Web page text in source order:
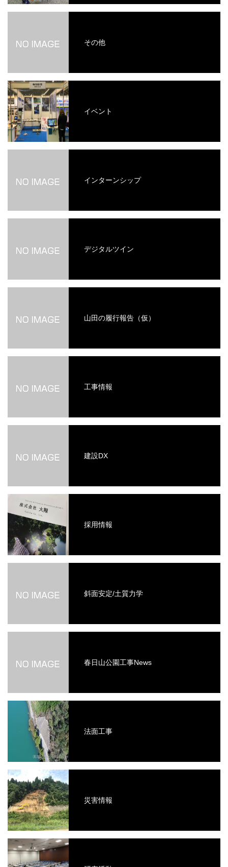
その他
イベント
インターンシップ
デジタルツイン
山田の履行報告（仮）
工事情報
建設DX
採用情報
斜面安定/土質力学
春日山公園工事News
法面工事
災害情報